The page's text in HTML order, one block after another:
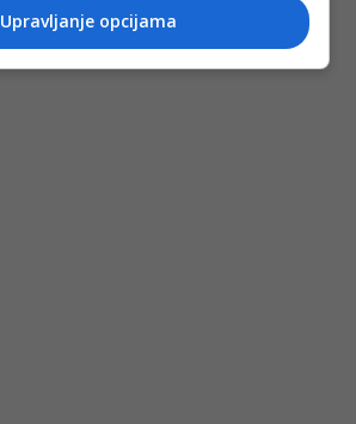
Upravljanje opcijama